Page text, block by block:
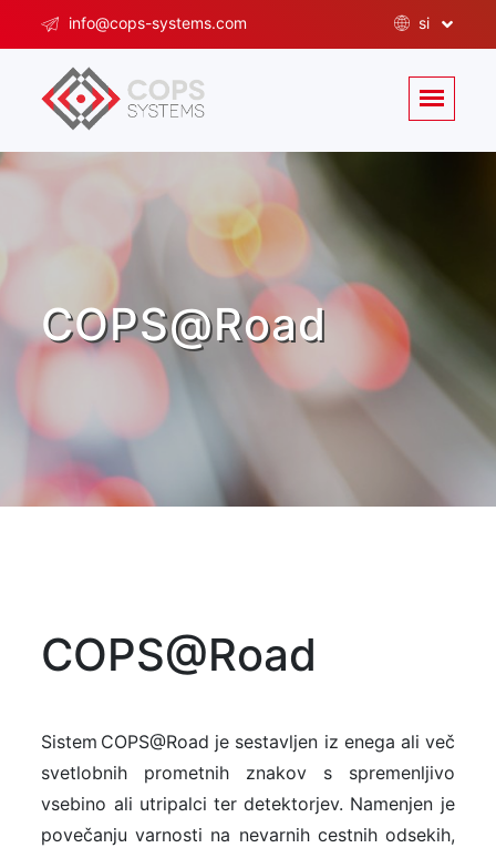
info@cops-systems.com si
COPS@Road
COPS@Road
Sistem COPS@Road je sestavljen iz enega ali več
svetlobnih prometnih znakov s spremenljivo
vsebino ali utripalci ter detektorjev. Namenjen je
povečanju varnosti na nevarnih cestnih odsekih,